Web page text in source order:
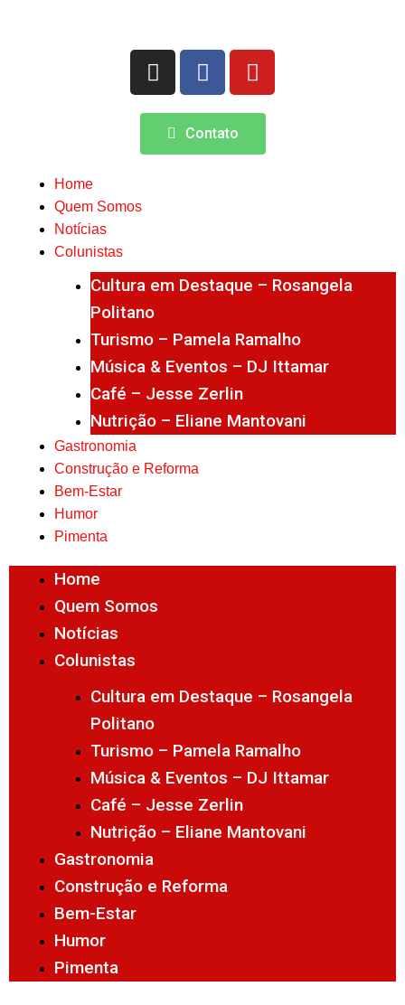
Contato
Home
Quem Somos
Notícias
Colunistas
Cultura em Destaque – Rosangela
Politano
Turismo – Pamela Ramalho
Música & Eventos – DJ Ittamar
Café – Jesse Zerlin
Nutrição – Eliane Mantovani
Gastronomia
Construção e Reforma
Bem-Estar
Humor
Pimenta
Home
Quem Somos
Notícias
Colunistas
Cultura em Destaque – Rosangela
Politano
Turismo – Pamela Ramalho
Música & Eventos – DJ Ittamar
Café – Jesse Zerlin
Nutrição – Eliane Mantovani
Gastronomia
Construção e Reforma
Bem-Estar
Humor
Pimenta